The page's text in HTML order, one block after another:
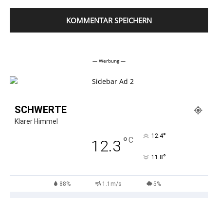
— Werbung —
SCHWERTE
Klarer Himmel
12.3 °C 12.4°
11.8°
88% 1.1m/s 5%